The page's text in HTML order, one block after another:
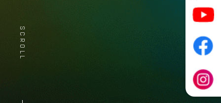
SCROLL